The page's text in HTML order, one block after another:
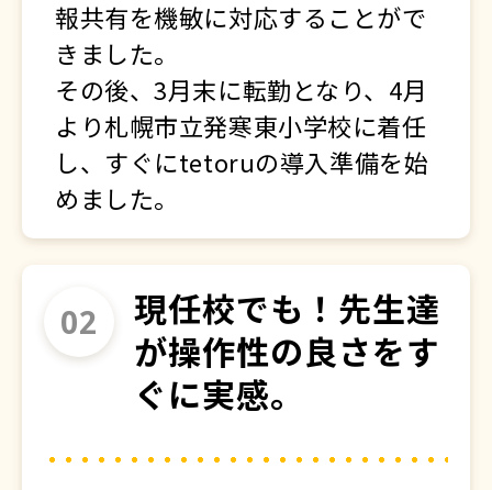
報共有を機敏に対応することがで
きました。
その後、3月末に転勤となり、4月
より札幌市立発寒東小学校に着任
し、すぐにtetoruの導入準備を始
めました。
現任校でも！先生達
が操作性の良さをす
ぐに実感。